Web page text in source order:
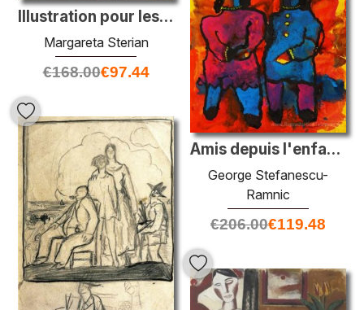
Illustration pour les "derniers sonnets shakespeariens de V. Voi
Margareta Sterian
€168.00€97.44
Amis depuis l'enfance
George Stefanescu-
Ramnic
€206.00€119.48